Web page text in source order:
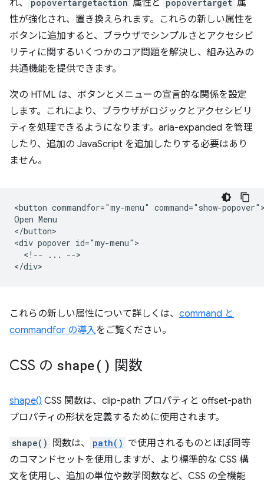
れ、 popovertargetaction 属性と popovertarget 属
性が強化され、置き換えられます。これらの新しい属性を
ボタンに追加すると、ブラウザでシンプルさとアクセシビ
リティに関するいくつかのコア問題を解決し、組み込みの
共通機能を提供できます。
次の HTML は、ボタンとメニューの宣言的な関係を設定
します。これにより、ブラウザがロジックとアクセシビリ
ティを処理できるようになります。aria-expanded を管理
したり、追加の JavaScript を追加したりする必要はあり
ません。
<button commandfor="my-menu" command="show-
Open Menu
</button>
<div popover id="my-menu">
  <!-- ... -->
これらの新しい属性について詳しくは、 command と
commandfor の導入をご覧ください。
CSS の shape( ) 関数
shape() CSS 関数は、clip-path プロパティと offset-path
プロパティの形状を定義するために使用されます。
shape() 関数は、 path() で使用されるものとほぼ同等
のコマンドセットを使用しますが、より標準的な CSS 構
文を使用し、追加の単位や数学関数など、CSS の全機能